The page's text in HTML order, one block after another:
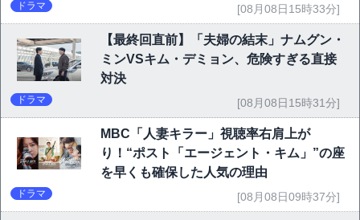
ドラマ [08月08日15時33分]
【最終回直前】「夫婦の結末」ナムグン・
ミンVSキム・デミョン、危険すぎる直接
対決
ドラマ [08月08日15時31分]
MBC「人妻キラー」視聴率右肩上が
り！“ポスト「エージェント・キム」”の座
を早くも確保した人気の理由
ドラマ [08月08日09時37分]